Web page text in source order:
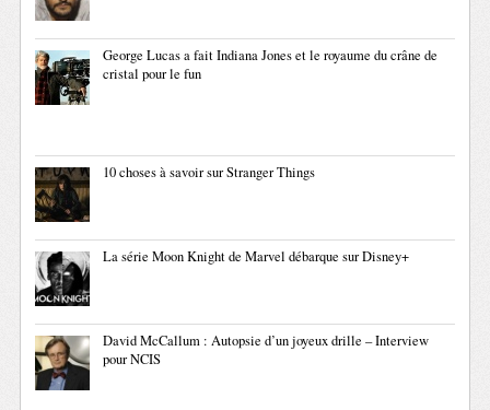
George Lucas a fait Indiana Jones et le royaume du crâne de
cristal pour le fun
10 choses à savoir sur Stranger Things
La série Moon Knight de Marvel débarque sur Disney+
David McCallum : Autopsie d’un joyeux drille – Interview
pour NCIS